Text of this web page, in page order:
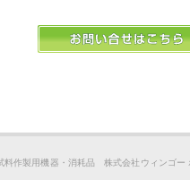
料作製用機器・消耗品 株式会社ウィンゴー